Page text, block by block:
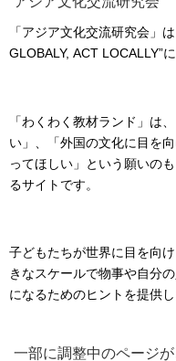
「アジア文化交流研究会」
GLOBALY, ACT LOCALLY”
「わくわく教材ランド」は
い」、「外国の文化に目を
ってほしい」という願いの
るサイトです。
子どもたちが世界に目を向
きなスケールで物事や自分
になるためのヒントを提供し
一部に調整中のページ